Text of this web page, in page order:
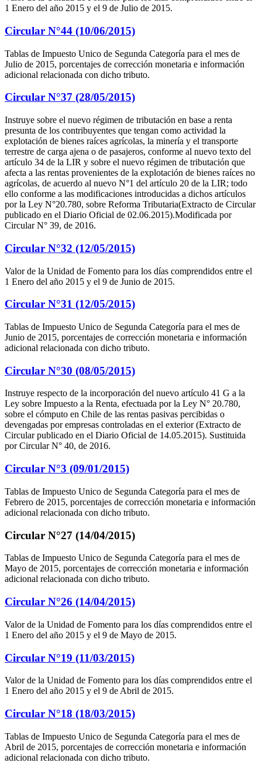
1 Enero del año 2015 y el 9 de Julio de 2015.
Circular N°44 (10/06/2015)
Tablas de Impuesto Unico de Segunda Categoría para el mes de
Julio de 2015, porcentajes de corrección monetaria e información
adicional relacionada con dicho tributo.
Circular N°37 (28/05/2015)
Instruye sobre el nuevo régimen de tributación en base a renta
presunta de los contribuyentes que tengan como actividad la
explotación de bienes raíces agrícolas, la minería y el transporte
terrestre de carga ajena o de pasajeros, conforme al nuevo texto del
artículo 34 de la LIR y sobre el nuevo régimen de tributación que
afecta a las rentas provenientes de la explotación de bienes raíces no
agrícolas, de acuerdo al nuevo N°1 del artículo 20 de la LIR; todo
ello conforme a las modificaciones introducidas a dichos artículos
por la Ley N°20.780, sobre Reforma Tributaria(Extracto de Circular
publicado en el Diario Oficial de 02.06.2015).Modificada por
Circular N° 39, de 2016.
Circular N°32 (12/05/2015)
Valor de la Unidad de Fomento para los días comprendidos entre el
1 Enero del año 2015 y el 9 de Junio de 2015.
Circular N°31 (12/05/2015)
Tablas de Impuesto Unico de Segunda Categoría para el mes de
Junio de 2015, porcentajes de corrección monetaria e información
adicional relacionada con dicho tributo.
Circular N°30 (08/05/2015)
Instruye respecto de la incorporación del nuevo artículo 41 G a la
Ley sobre Impuesto a la Renta, efectuada por la Ley N° 20.780,
sobre el cómputo en Chile de las rentas pasivas percibidas o
devengadas por empresas controladas en el exterior (Extracto de
Circular publicado en el Diario Oficial de 14.05.2015). Sustituida
por Circular N° 40, de 2016.
Circular N°3 (09/01/2015)
Tablas de Impuesto Unico de Segunda Categoría para el mes de
Febrero de 2015, porcentajes de corrección monetaria e información
adicional relacionada con dicho tributo.
Circular N°27 (14/04/2015)
Tablas de Impuesto Unico de Segunda Categoría para el mes de
Mayo de 2015, porcentajes de corrección monetaria e información
adicional relacionada con dicho tributo.
Circular N°26 (14/04/2015)
Valor de la Unidad de Fomento para los días comprendidos entre el
1 Enero del año 2015 y el 9 de Mayo de 2015.
Circular N°19 (11/03/2015)
Valor de la Unidad de Fomento para los días comprendidos entre el
1 Enero del año 2015 y el 9 de Abril de 2015.
Circular N°18 (18/03/2015)
Tablas de Impuesto Unico de Segunda Categoría para el mes de
Abril de 2015, porcentajes de corrección monetaria e información
adicional relacionada con dicho tributo.